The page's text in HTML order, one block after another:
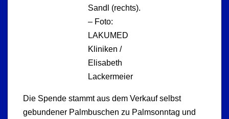
Sandl (rechts).
– Foto:
LAKUMED
Kliniken /
Elisabeth
Lackermeier
Die Spende stammt aus dem Verkauf selbst
gebundener Palmbuschen zu Palmsonntag und